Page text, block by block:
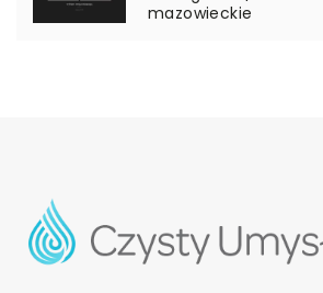
mazowieckie